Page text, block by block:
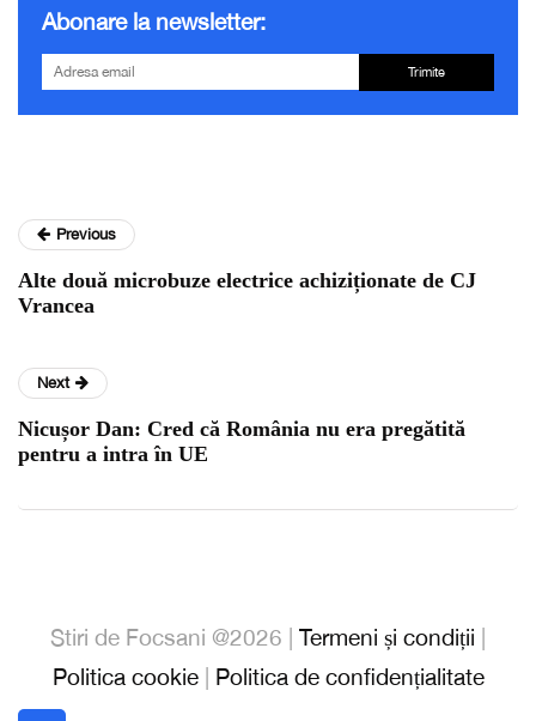
Abonare la newsletter:
Trimite
Previous
Alte două microbuze electrice achiziționate de CJ
Vrancea
Next
Nicușor Dan: Cred că România nu era pregătită
pentru a intra în UE
Stiri de Focsani @2026 | Termeni și condiții
Politica cookie| Politica de confidențialitate